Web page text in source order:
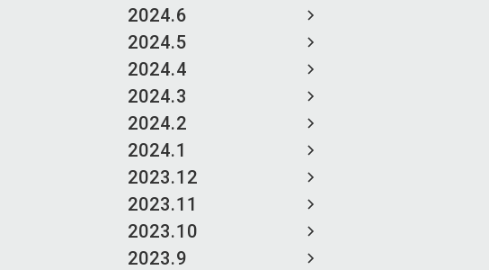
2024.6
2024.5
2024.4
2024.3
2024.2
2024.1
2023.12
2023.11
2023.10
2023.9